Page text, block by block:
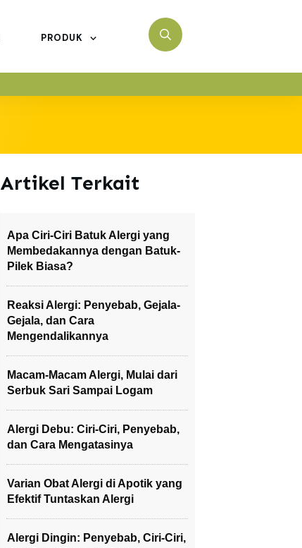
PRODUK
Artikel Terkait
Apa Ciri-Ciri Batuk Alergi yang
Membedakannya dengan Batuk-
Pilek Biasa?
Reaksi Alergi: Penyebab, Gejala-
Gejala, dan Cara
Mengendalikannya
Macam-Macam Alergi, Mulai dari
Serbuk Sari Sampai Logam
Alergi Debu: Ciri-Ciri, Penyebab,
dan Cara Mengatasinya
Varian Obat Alergi di Apotik yang
Efektif Tuntaskan Alergi
Alergi Dingin: Penyebab, Ciri-Ciri,